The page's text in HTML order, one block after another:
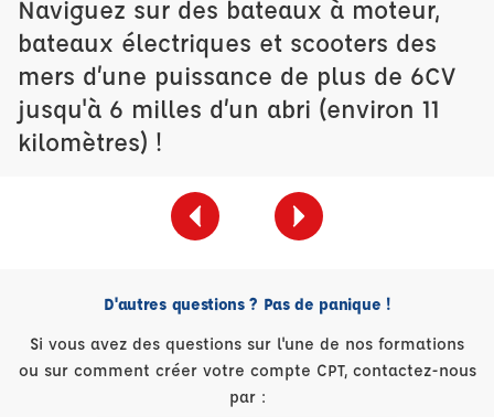
Naviguez sur des bateaux à moteur,
bateaux électriques et scooters des
mers d’une puissance de plus de 6CV
jusqu'à 6 milles d’un abri (environ 11
kilomètres) !
D'autres questions ? Pas de panique !
Si vous avez des questions sur l'une de nos formations
ou sur comment créer votre compte CPT, contactez-nous
par :